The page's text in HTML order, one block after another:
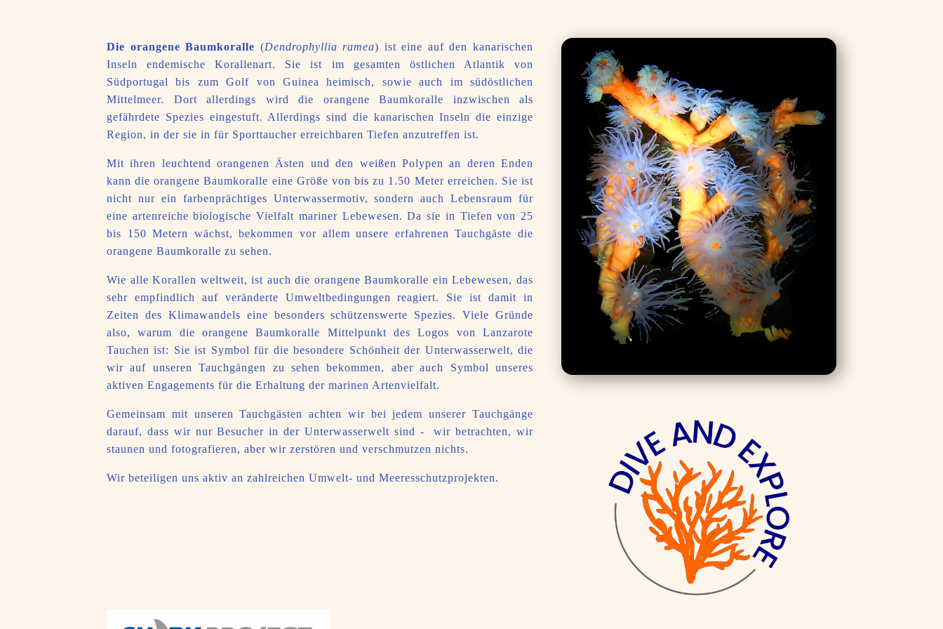
Die orangene Baumkoralle (Dendrophyllia ramea) ist eine auf den kanarischen
Inseln endemische Korallenart. Sie ist im gesamten östlichen Atlantik von
Südportugal bis zum Golf von Guinea heimisch, sowie auch im südöstlichen
Mittelmeer. Dort allerdings wird die orangene Baumkoralle inzwischen als
gefährdete Spezies eingestuft. Allerdings sind die kanarischen Inseln die einzige
Region, in der sie in für Sporttaucher erreichbaren Tiefen anzutreffen ist.
Mit ihren leuchtend orangenen Ästen und den weißen Polypen an deren Enden
kann die orangene Baumkoralle eine Größe von bis zu 1.50 Meter erreichen. Sie ist
nicht nur ein farbenprächtiges Unterwassermotiv, sondern auch Lebensraum für
eine artenreiche biologische Vielfalt mariner Lebewesen. Da sie in Tiefen von 25
bis 150 Metern wächst, bekommen vor allem unsere erfahrenen Tauchgäste die
orangene Baumkoralle zu sehen.
Wie alle Korallen weltweit, ist auch die orangene Baumkoralle ein Lebewesen, das
sehr empfindlich auf veränderte Umweltbedingungen reagiert. Sie ist damit in
Zeiten des Klimawandels eine besonders schützenswerte Spezies. Viele Gründe
also, warum die orangene Baumkoralle Mittelpunkt des Logos von Lanzarote
Tauchen ist: Sie ist Symbol für die besondere Schönheit der Unterwasserwelt, die
wir auf unseren Tauchgängen zu sehen bekommen, aber auch Symbol unseres
aktiven Engagements für die Erhaltung der marinen Artenvielfalt.
Gemeinsam mit unseren Tauchgästen achten wir bei jedem unserer Tauchgänge
darauf, dass wir nur Besucher in der Unterwasserwelt sind - wir betrachten, wir
staunen und fotografieren, aber wir zerstören und verschmutzen nichts.
Wir beteiligen uns aktiv an zahlreichen Umwelt- und Meeresschutzprojekten.